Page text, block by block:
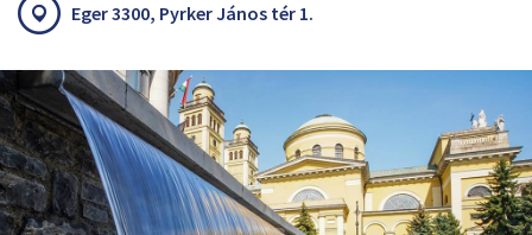
Eger 3300, Pyrker János tér 1.